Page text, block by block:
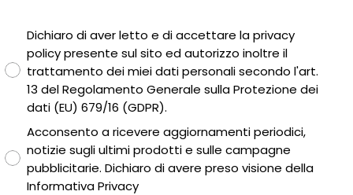
Privacy policy
Dichiaro di aver letto e di accettare la privacy
policy presente sul sito ed autorizzo inoltre il
trattamento dei miei dati personali secondo l'art.
13 del Regolamento Generale sulla Protezione dei
dati (EU) 679/16 (GDPR).
Consenso email
Acconsento a ricevere aggiornamenti periodici,
notizie sugli ultimi prodotti e sulle campagne
pubblicitarie. Dichiaro di avere preso visione della
Informativa Privacy